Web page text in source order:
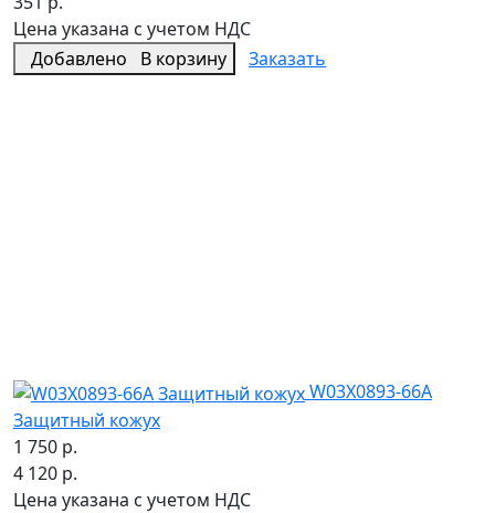
Цена указана с учетом НДС
Добавлено
В корзину Заказать
W03X0893-66A
Защитный кожух
1 750 р.
4 120 р.
Цена указана с учетом НДС